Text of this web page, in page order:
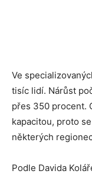
Ve
tisíc lidí. Nárůst
přes 350 procent.
kapacitou, proto
některých
Podle Davida